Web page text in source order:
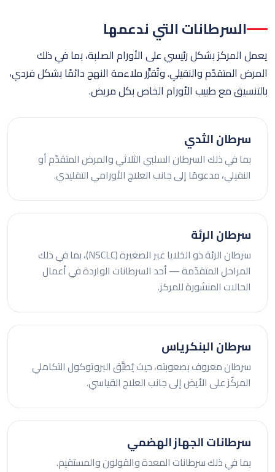
السرطانات التي ندعمها
يعمل المركز بشكل رئيسي على الأورام الصلبة، بما في ذلك
المرض المتقدّم والنقيلي. وتُقرَّر ملاءمة النهج دائمًا بشكل فردي،
بالتنسيق مع طبيب الأورام الخاص بكل مريض.
سرطان الثدي
بما في ذلك السرطان السلبي الثلاثي والمرض المتقدّم أو
النقيلي، مدعومًا إلى جانب العلاج الأورامي التقليدي.
سرطان الرئة
سرطان الرئة ذو الخلايا غير الصغيرة (NSCLC)، بما في ذلك
المراحل المتقدّمة — أحد السرطانات الواردة في أعمال
الحالات المنشورة للمركز.
سرطان البنكرياس
سرطان معروف بصعوبته، حيث يُطبَّق البروتوكول التكاملي
المركّز على الأيض إلى جانب العلاج القياسي.
سرطانات الجهاز الهضمي
بما في ذلك سرطانات المعدة والقولون والمستقيم.